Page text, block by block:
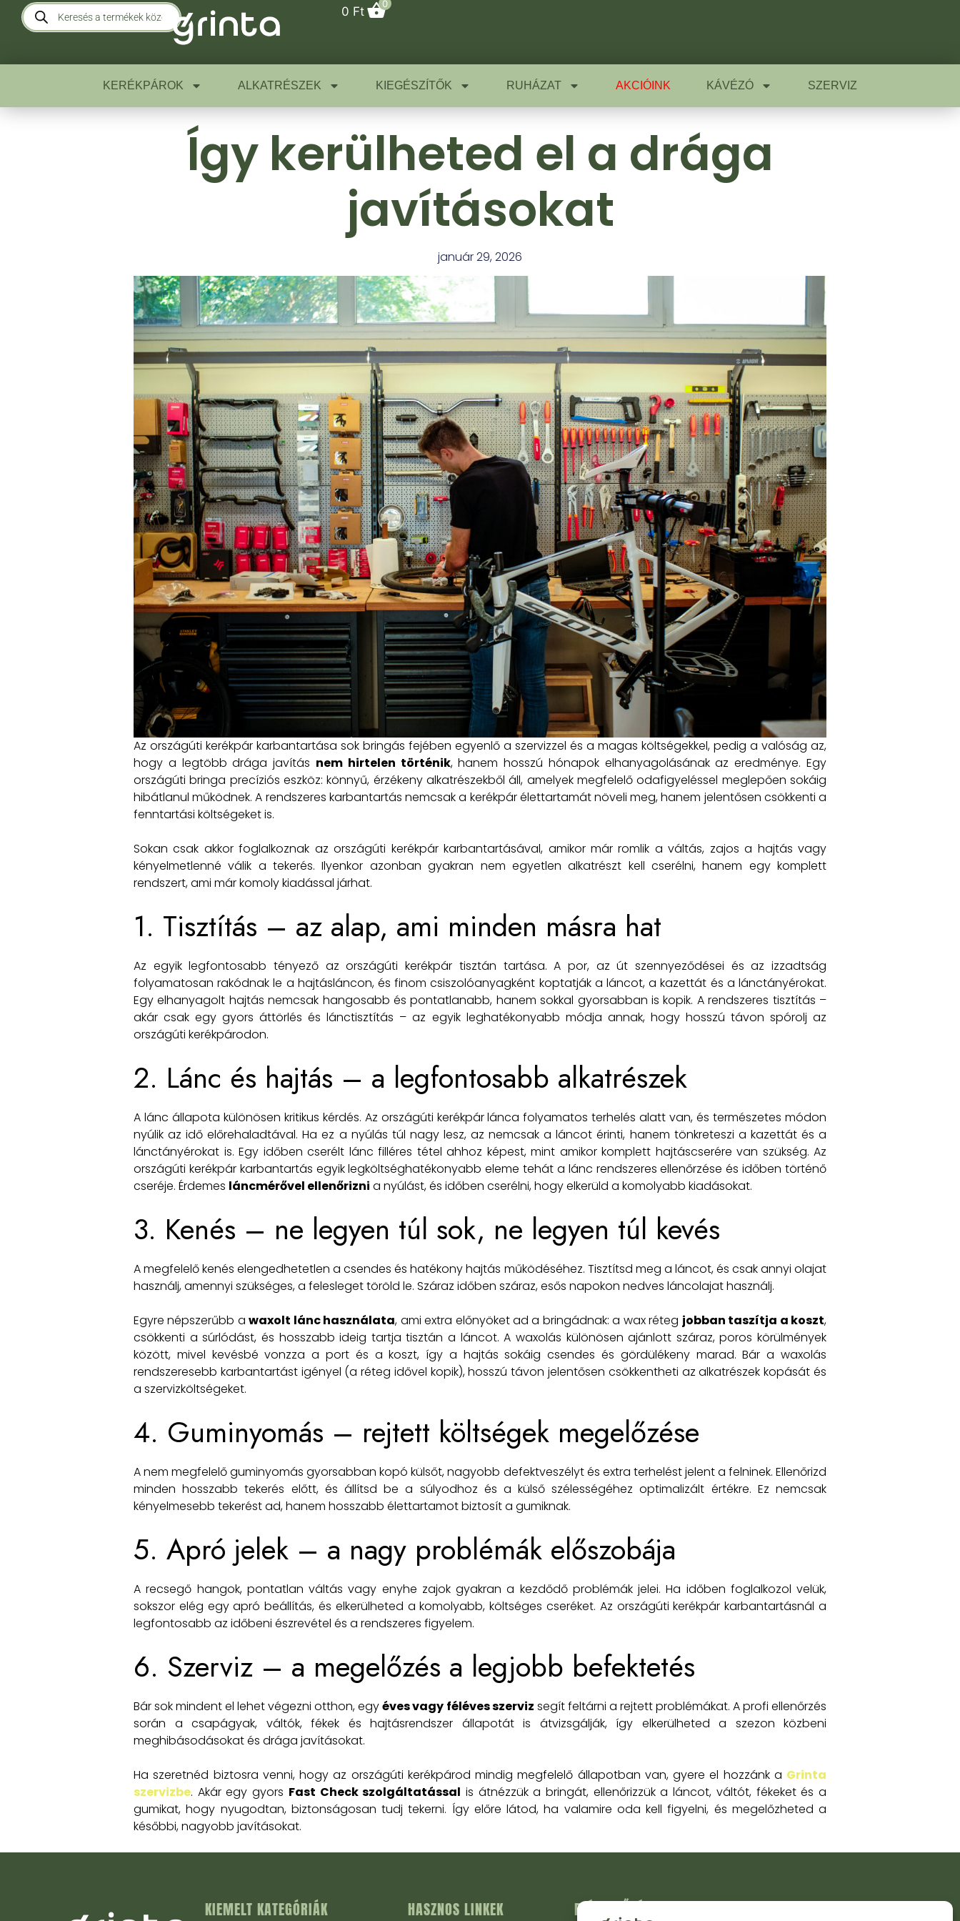
0 Ft
0
KERÉKPÁROK ALKATRÉSZEK KIEGÉSZÍTŐK RUHÁZAT AKCIÓINK KÁVÉZÓ SZERVIZ
Így kerülheted el a drága
javításokat
január 29, 2026
Az országúti kerékpár karbantartása sok bringás fejében egyenlő a szervizzel és a magas költségekkel, pedig a valóság az,
hogy a legtöbb drága javítás nem hirtelen történik, hanem hosszú hónapok elhanyagolásának az eredménye. Egy
országúti bringa precíziós eszköz: könnyű, érzékeny alkatrészekből áll, amelyek megfelelő odafigyeléssel meglepően sokáig
hibátlanul működnek. A rendszeres karbantartás nemcsak a kerékpár élettartamát növeli meg, hanem jelentősen csökkenti a
fenntartási költségeket is.
Sokan csak akkor foglalkoznak az országúti kerékpár karbantartásával, amikor már romlik a váltás, zajos a hajtás vagy
kényelmetlenné válik a tekerés. Ilyenkor azonban gyakran nem egyetlen alkatrészt kell cserélni, hanem egy komplett
rendszert, ami már komoly kiadással járhat.
1. Tisztítás – az alap, ami minden másra hat
Az egyik legfontosabb tényező az országúti kerékpár tisztán tartása. A por, az út szennyeződései és az izzadtság
folyamatosan rakódnak le a hajtásláncon, és finom csiszolóanyagként koptatják a láncot, a kazettát és a lánctányérokat.
Egy elhanyagolt hajtás nemcsak hangosabb és pontatlanabb, hanem sokkal gyorsabban is kopik. A rendszeres tisztítás –
akár csak egy gyors áttörlés és lánctisztítás – az egyik leghatékonyabb módja annak, hogy hosszú távon spórolj az
országúti kerékpárodon.
2. Lánc és hajtás – a legfontosabb alkatrészek
A lánc állapota különösen kritikus kérdés. Az országúti kerékpár lánca folyamatos terhelés alatt van, és természetes módon
nyúlik az idő előrehaladtával. Ha ez a nyúlás túl nagy lesz, az nemcsak a láncot érinti, hanem tönkreteszi a kazettát és a
lánctányérokat is. Egy időben cserélt lánc filléres tétel ahhoz képest, mint amikor komplett hajtáscserére van szükség. Az
országúti kerékpár karbantartás egyik legköltséghatékonyabb eleme tehát a lánc rendszeres ellenőrzése és időben történő
cseréje. Érdemes láncmérővel ellenőrizni a nyúlást, és időben cserélni, hogy elkerüld a komolyabb kiadásokat.
3. Kenés – ne legyen túl sok, ne legyen túl kevés
A megfelelő kenés elengedhetetlen a csendes és hatékony hajtás működéséhez. Tisztítsd meg a láncot, és csak annyi olajat
használj, amennyi szükséges, a felesleget töröld le. Száraz időben száraz, esős napokon nedves láncolajat használj.
Egyre népszerűbb awaxolt lánc használata, ami extra előnyöket ad a bringádnak: a wax réteg jobban taszítja a koszt,
csökkenti a súrlódást, és hosszabb ideig tartja tisztán a láncot. A waxolás különösen ajánlott száraz, poros körülmények
között, mivel kevésbé vonzza a port és a koszt, így a hajtás sokáig csendes és gördülékeny marad. Bár a waxolás
rendszeresebb karbantartást igényel (a réteg idővel kopik), hosszú távon jelentősen csökkentheti az alkatrészek kopását és
a szervizköltségeket.
4. Guminyomás – rejtett költségek megelőzése
A nem megfelelő guminyomás gyorsabban kopó külsőt, nagyobb defektveszélyt és extra terhelést jelent a felninek. Ellenőrizd
minden hosszabb tekerés előtt, és állítsd be a súlyodhoz és a külső szélességéhez optimalizált értékre. Ez nemcsak
kényelmesebb tekerést ad, hanem hosszabb élettartamot biztosít a gumiknak.
5. Apró jelek – a nagy problémák előszobája
A recsegő hangok, pontatlan váltás vagy enyhe zajok gyakran a kezdődő problémák jelei. Ha időben foglalkozol velük,
sokszor elég egy apró beállítás, és elkerülheted a komolyabb, költséges cseréket. Az országúti kerékpár karbantartásnál a
legfontosabb az időbeni észrevétel és a rendszeres figyelem.
6. Szerviz – a megelőzés a legjobb befektetés
Bár sok mindent el lehet végezni otthon, egyéves vagy féléves szerviz segít feltárni a rejtett problémákat. A profi ellenőrzés
során a csapágyak, váltók, fékek és hajtásrendszer állapotát is átvizsgálják, így elkerülheted a szezon közbeni
meghibásodásokat és drága javításokat.
Ha szeretnéd biztosra venni, hogy az országúti kerékpárod mindig megfelelő állapotban van, gyere el hozzánk a Grinta
szervizbe. Akár egy gyors Fast Check szolgáltatással is átnézzük a bringát, ellenőrizzük a láncot, váltót, fékeket és a
gumikat, hogy nyugodtan, biztonságosan tudj tekerni. Így előre látod, ha valamire oda kell figyelni, és megelőzheted a
későbbi, nagyobb javításokat.
KIEMELT KATEGÓRIÁK HASZNOS LINKEK ELÉRHETŐSÉGEK